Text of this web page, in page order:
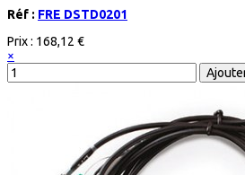
Réf : FRE DSTD0201
Prix : 168,12 €
×